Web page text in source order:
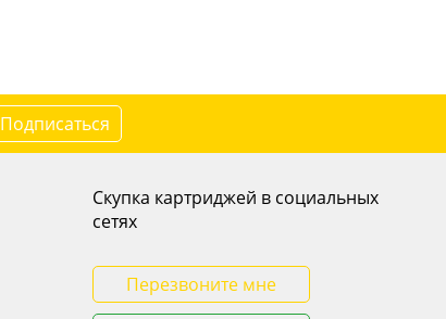
Подписаться
Скупка картриджей в социальных
сетях
Перезвоните мне